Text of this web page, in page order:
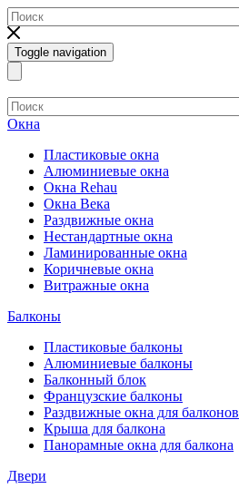
Toggle navigation
Окна
Пластиковые окна
Алюминиевые окна
Окна Rehau
Окна Века
Раздвижные окна
Нестандартные окна
Ламинированные окна
Коричневые окна
Витражные окна
Балконы
Пластиковые балконы
Алюминиевые балконы
Балконный блок
Французские балконы
Раздвижные окна для балконов
Крыша для балкона
Панорамные окна для балкона
Двери